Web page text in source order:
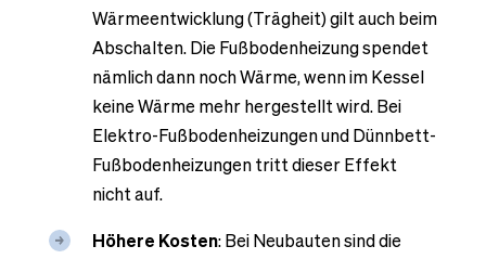
Wärmeentwicklung (Trägheit) gilt auch beim
Abschalten. Die Fußbodenheizung spendet
nämlich dann noch Wärme, wenn im Kessel
keine Wärme mehr hergestellt wird. Bei
Elektro-Fußbodenheizungen und Dünnbett-
Fußbodenheizungen tritt dieser Effekt
nicht auf.
Höhere Kosten: Bei Neubauten sind die